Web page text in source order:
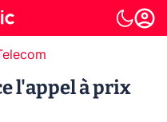
l'appel à prix